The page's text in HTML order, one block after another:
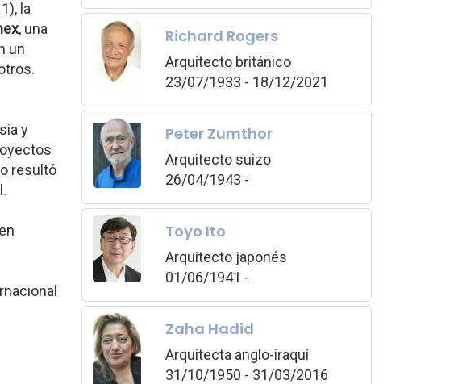
la
, una
un
y
resultó
Richard Rogers
Arquitecto británico
23/07/1933 - 18/12/2021
Peter Zumthor
Arquitecto suizo
26/04/1943 -
Toyo Ito
Arquitecto japonés
01/06/1941 -
Zaha Hadid
Arquitecta anglo-iraquí
31/10/1950 - 31/03/2016